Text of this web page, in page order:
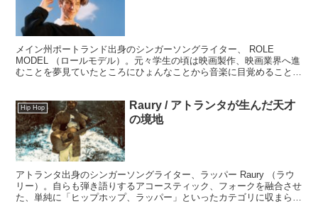
メイン州ポートランド出身のシンガーソングライター、 ROLE
MODEL （ロールモデル）。元々学生の頃は映画製作、映画業界へ進
むことを夢見ていたところにひょんなことから音楽に目覚めること
きたいと思います。
Hip Hop
Raury / アトランタが生んだ天才
の境地
アトランタ出身のシンガーソングライター、ラッパー Raury （ラウ
リー）。自らも弾き語りするアコースティック、フォークを融合させ
た、単純に「ヒップホップ、ラッパー」といったカテゴリに収まらな